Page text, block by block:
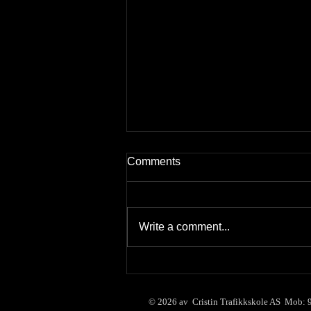
Sommerferie 2026
Comments
Write a comment...
© 2026 av Cristin Trafikkskole AS Mob: